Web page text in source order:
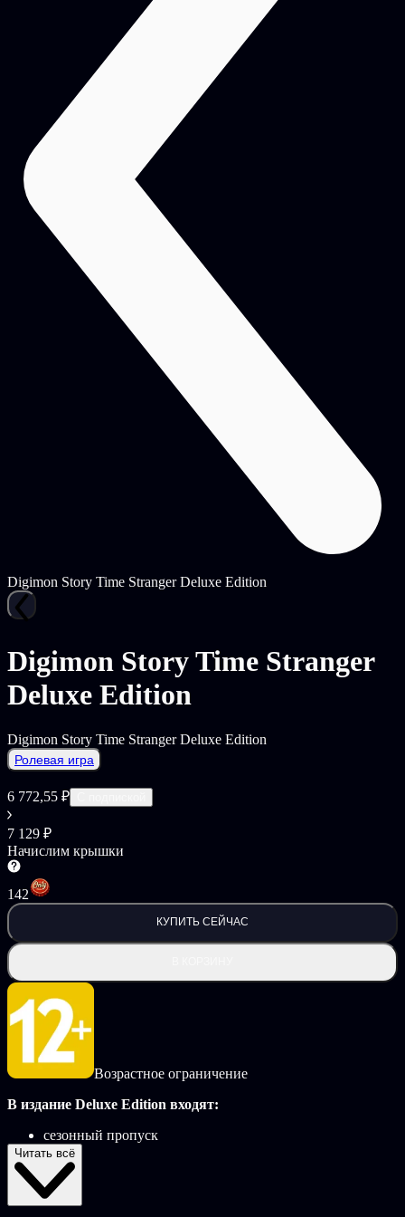
Digimon Story Time Stranger Deluxe Edition
Digimon Story Time Stranger
Deluxe Edition
Digimon Story Time Stranger Deluxe Edition
Ролевая игра
6 772,55 ₽
7 129 ₽
Начислим крышки
142
КУПИТЬ СЕЙЧАС
Возрастное ограничение
В издание Deluxe Edition входят:
сезонный пропуск
Читать всё